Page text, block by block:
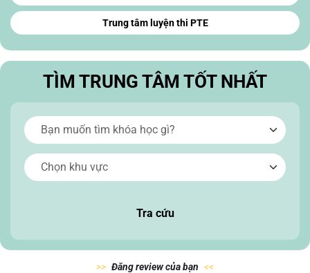
Trung tâm luyện thi PTE
TÌM TRUNG TÂM TỐT NHẤT
Tra cứu
Đăng review củabạn